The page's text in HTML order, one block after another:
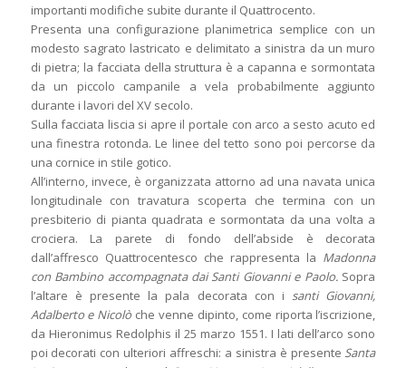
importanti modifiche subite durante il Quattrocento.
Presenta una configurazione planimetrica semplice con un
modesto sagrato lastricato e delimitato a sinistra da un muro
di pietra; la facciata della struttura è a capanna e sormontata
da un piccolo campanile a vela probabilmente aggiunto
durante i lavori del XV secolo.
Sulla facciata liscia si apre il portale con arco a sesto acuto ed
una finestra rotonda. Le linee del tetto sono poi percorse da
una cornice in stile gotico.
All’interno, invece, è organizzata attorno ad una navata unica
longitudinale con travatura scoperta che termina con un
presbiterio di pianta quadrata e sormontata da una volta a
crociera. La parete di fondo dell’abside è decorata
dall’affresco Quattrocentesco che rappresenta la Madonna
con Bambino accompagnata dai Santi Giovanni e Paolo.Sopra
l’altare è presente la pala decorata con i santi Giovanni,
Adalberto e Nicolò che venne dipinto, come riporta l’iscrizione,
da Hieronimus Redolphis il 25 marzo 1551. I lati dell’arco sono
poi decorati con ulteriori affreschi: a sinistra è presente Santa